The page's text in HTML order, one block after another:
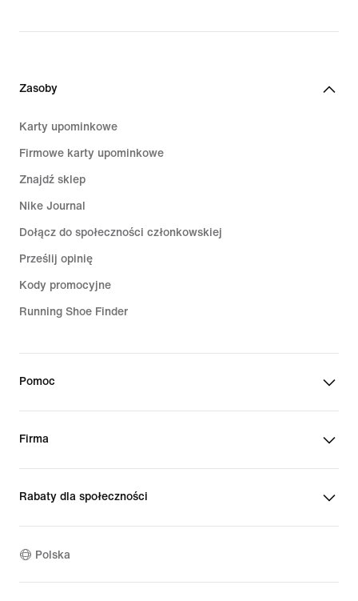
Zasoby
Karty upominkowe
Firmowe karty upominkowe
Znajdź sklep
Nike Journal
Dołącz do społeczności członkowskiej
Prześlij opinię
Kody promocyjne
Running Shoe Finder
Pomoc
Firma
Rabaty dla społeczności
Polska